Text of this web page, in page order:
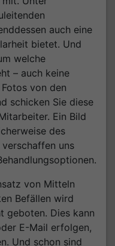
auch eine
bietet. Und
welche
– auch keine
von den
schicken Sie diese
Ein Bild
des
uns
von Mitteln
Befällen wird
geboten. Dies kann
E-Mail erfolgen,
Und schon sind